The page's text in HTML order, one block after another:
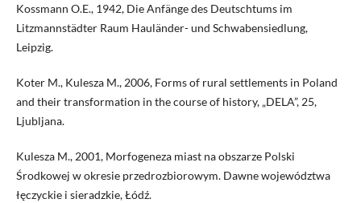
Kossmann O.E., 1942, Die Anfänge des Deutschtums im
Litzmannstädter Raum Hauländer- und Schwabensiedlung,
Leipzig.
Koter M., Kulesza M., 2006, Forms of rural settlements in Poland
and their transformation in the course of history, „DELA”, 25,
Ljubljana.
Kulesza M., 2001, Morfogeneza miast na obszarze Polski
Środkowej w okresie przedrozbiorowym. Dawne województwa
łęczyckie i sieradzkie, Łódź.